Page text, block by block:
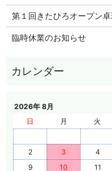
第１回きたひろオープン
臨時休業のお知らせ
2026年 8月
日
月 火
2
3 4
9
10 11